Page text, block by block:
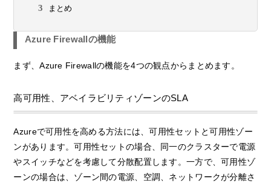
まとめ
Azure Firewallの機能
まず、Azure Firewallの機能を4つの観点からまとめます。
高可用性、アベイラビリティゾーンのSLA
Azureで可用性を高める方法には、可用性セットと可用性ゾー
ンがあります。可用性セットの場合、同一のクラスターで電源
やスイッチなどを考慮して分散配置します。一方で、可用性ゾ
ーンの場合は、ゾーン間の電源、空調、ネットワークが分離さ